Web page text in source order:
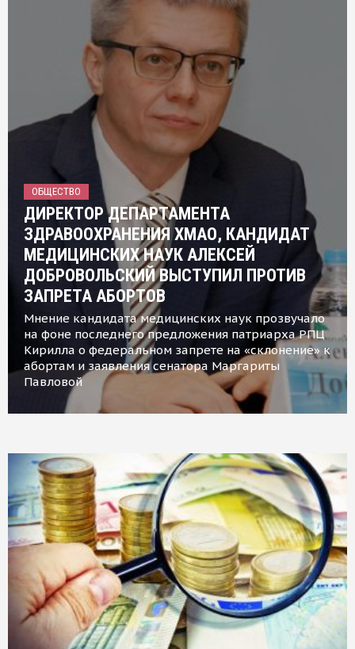
ОБЩЕСТВО
ДИРЕКТОР ДЕПАРТАМЕНТА
ЗДРАВООХРАНЕНИЯ ХМАО, КАНДИДАТ
МЕДИЦИНСКИХ НАУК АЛЕКСЕЙ
ДОБРОВОЛЬСКИЙ ВЫСТУПИЛ ПРОТИВ
ЗАПРЕТА АБОРТОВ
Мнение кандидата медицинских наук прозвучало
на фоне последнего предложения патриарха РПЦ
Кирилла о федеральном запрете на «склонение» к
абортам и заявления сенатора Маргариты
Павловой